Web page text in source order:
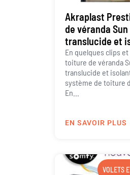
Akraplast
de véranda
translucide et
En quelques clips
toiture de véranda
translucide et
système de toiture
En...
EN SAVOIR PLUS
VOLETS